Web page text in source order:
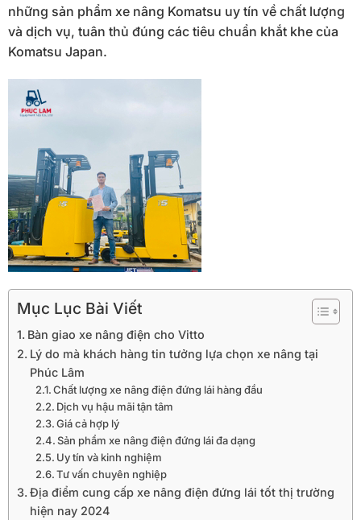
những sản phẩm xe nâng Komatsu uy tín về chất lượng
và dịch vụ, tuân thủ đúng các tiêu chuẩn khắt khe của
Komatsu Japan.
Mục Lục Bài Viết
Bàn giao xe nâng điện cho Vitto
Lý do mà khách hàng tin tưởng lựa chọn xe nâng tại
Phúc Lâm
Chất lượng xe nâng điện đứng lái hàng đầu
Dịch vụ hậu mãi tận tâm
Giá cả hợp lý
Sản phẩm xe nâng điện đứng lái đa dạng
Uy tín và kinh nghiệm
Tư vấn chuyên nghiệp
Địa điểm cung cấp xe nâng điện đứng lái tốt thị trường
hiện nay 2024